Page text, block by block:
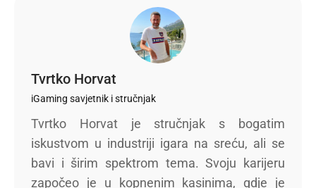
Tvrtko Horvat
iGaming savjetnik i stručnjak
Tvrtko Horvat je stručnjak s bogatim
iskustvom u industriji igara na sreću, ali se
bavi i širim spektrom tema. Svoju karijeru
započeo je u kopnenim kasinima, gdje je